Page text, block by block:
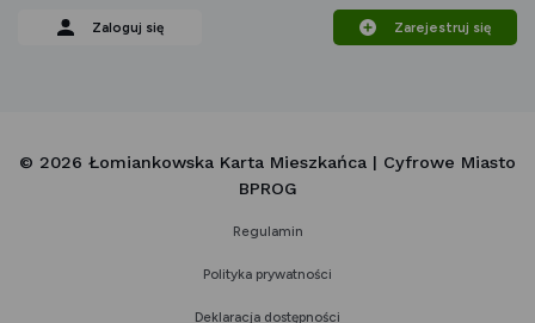
Zaloguj się Zarejestruj się
© 2026 Łomiankowska Karta Mieszkańca | Cyfrowe Miasto
BPROG
Regulamin
Polityka prywatności
Deklaracja dostępności